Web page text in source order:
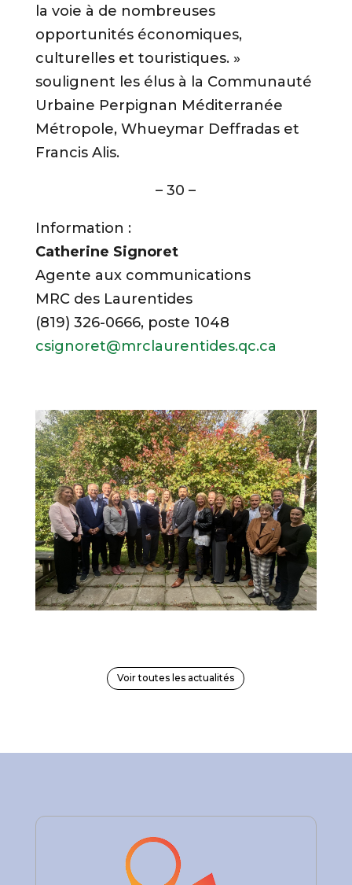
la voie à de nombreuses
opportunités économiques,
culturelles et touristiques. »
soulignent les élus à la Communauté
Urbaine Perpignan Méditerranée
Métropole, Whueymar Deffradas et
Francis Alis.
– 30 –
Information :
Catherine Signoret
Agente aux communications
MRC des Laurentides
(819) 326-0666, poste 1048
csignoret@mrclaurentides.qc.ca
Voir toutes les actualités